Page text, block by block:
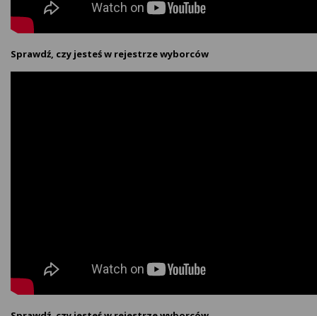
Sprawdź, czy jesteś w rejestrze wyborców